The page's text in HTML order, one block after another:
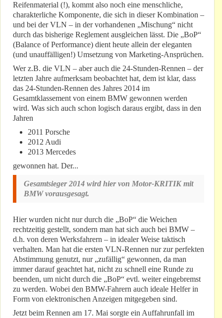
Reifenmaterial (!), kommt also noch eine menschliche,
charakterliche Komponente, die sich in dieser Kombination –
und bei der VLN – in der vorhandenen „Mischung“ nicht
durch das bisherige Reglement ausgleichen lässt. Die „BoP“
(Balance of Performance) dient heute allein der eleganten
(und unauffälligen!) Umsetzung von Marketing-Ansprüchen.
Wer z.B. die VLN – aber auch die 24-Stunden-Rennen – der
letzten Jahre aufmerksam beobachtet hat, dem ist klar, dass
das 24-Stunden-Rennen des Jahres 2014 im
Gesamtklassement von einem BMW gewonnen werden
wird. Was sich auch schon logisch daraus ergibt, dass in den
Jahren
2011 Porsche
2012 Audi
2013 Mercedes
gewonnen hat. Der...
Gesamtsieger 2014 wird hier von Motor-KRITIK mit
BMW vorausgesagt.
Hier wurden nicht nur durch die „BoP“ die Weichen
rechtzeitig gestellt, sondern man hat sich auch bei BMW –
d.h. von deren Werksfahrern – in idealer Weise taktisch
verhalten. Man hat die ersten VLN-Rennen nur zur perfekten
Abstimmung genutzt, nur „zufällig“ gewonnen, da man
immer darauf geachtet hat, nicht zu schnell eine Runde zu
beenden, um nicht durch die „BoP“ evtl. weiter eingebremst
zu werden. Wobei den BMW-Fahrern auch ideale Helfer in
Form von elektronischen Anzeigen mitgegeben sind.
Jetzt beim Rennen am 17. Mai sorgte ein Auffahrunfall im